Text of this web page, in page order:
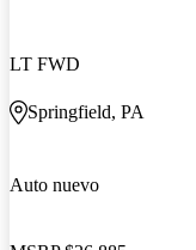
LT FWD
Springfield, PA
Auto nuevo